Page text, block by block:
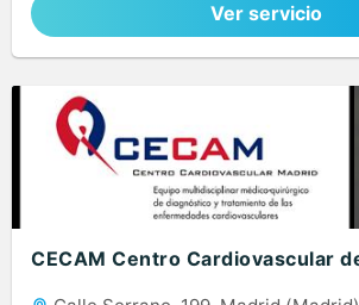
Ver servicio
CECAM Centro Cardiovascular